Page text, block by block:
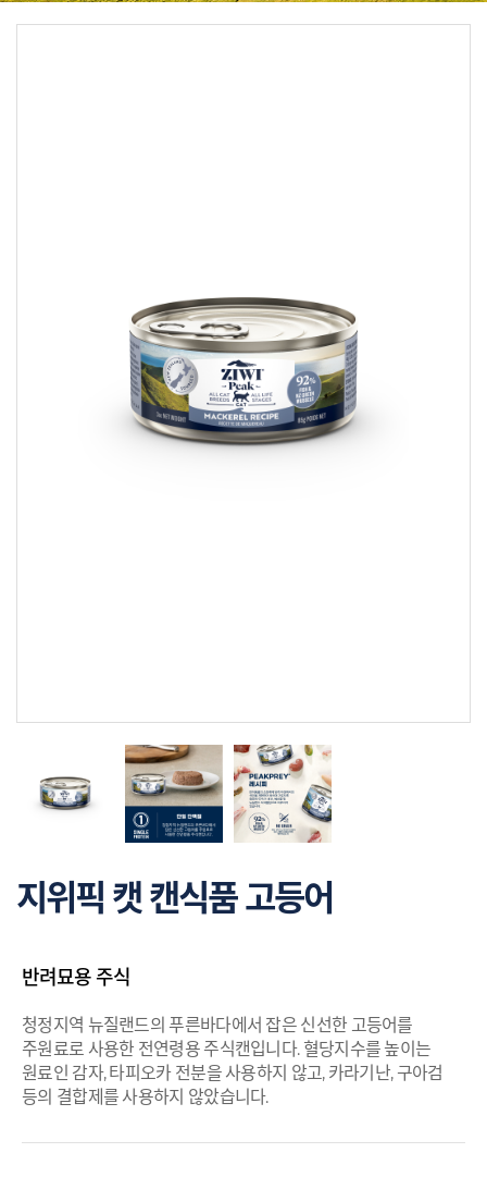
지위픽 캣 캔식품 고등어
반려묘용 주식
청정지역 뉴질랜드의 푸른바다에서 잡은 신선한 고등어를
주원료로 사용한 전연령용 주식캔입니다. 혈당지수를 높이는
원료인 감자, 타피오카 전분을 사용하지 않고, 카라기난, 구아검
등의 결합제를 사용하지 않았습니다.